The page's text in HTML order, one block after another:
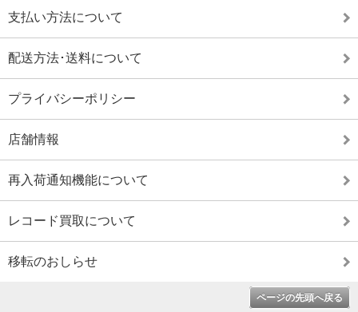
支払い方法について
配送方法･送料について
プライバシーポリシー
店舗情報
再入荷通知機能について
レコード買取について
移転のおしらせ
ページの先頭へ戻る